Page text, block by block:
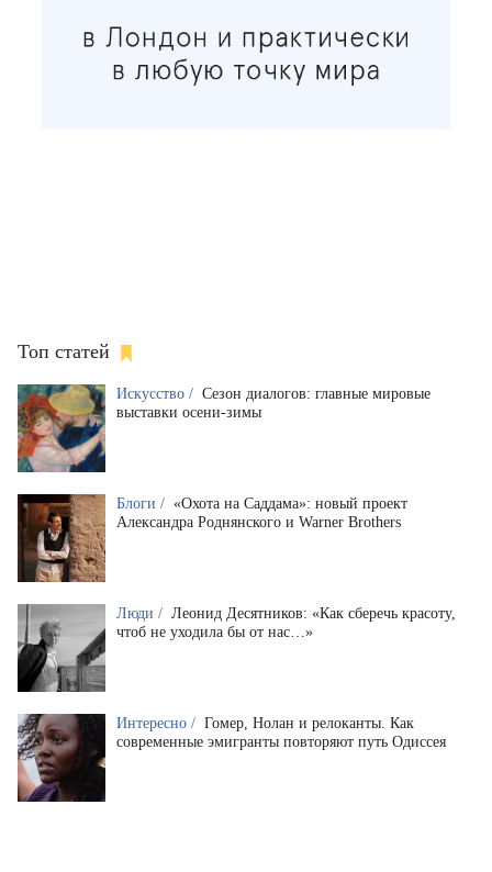
Топ статей
Искусство / Сезон диалогов: главные мировые
выставки осени-зимы
Блоги / «Охота на Саддама»: новый проект
Александра Роднянского и Warner Brothers
Люди / Леонид Десятников: «Как сберечь красоту,
чтоб не уходила бы от нас…»
Интересно / Гомер, Нолан и релоканты. Как
современные эмигранты повторяют путь Одиссея